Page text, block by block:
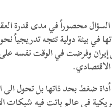
السؤال محصوراً في مدى قدرة
في بيئة دولية تتجه تدريجياً نحو
وفرضت في الوقت نفسه على
ضغط بحد ذاتها بل تحول
في عالم باتت فيه شبكات